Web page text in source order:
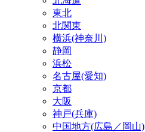
東北
北関東
横浜(神奈川)
静岡
浜松
名古屋(愛知)
京都
大阪
神戸(兵庫)
中国地方(広島／岡山)